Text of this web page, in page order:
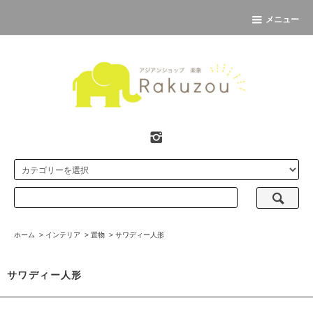
メニュー
ホーム > インテリア > 置物 > サワディー人形
サワディー人形